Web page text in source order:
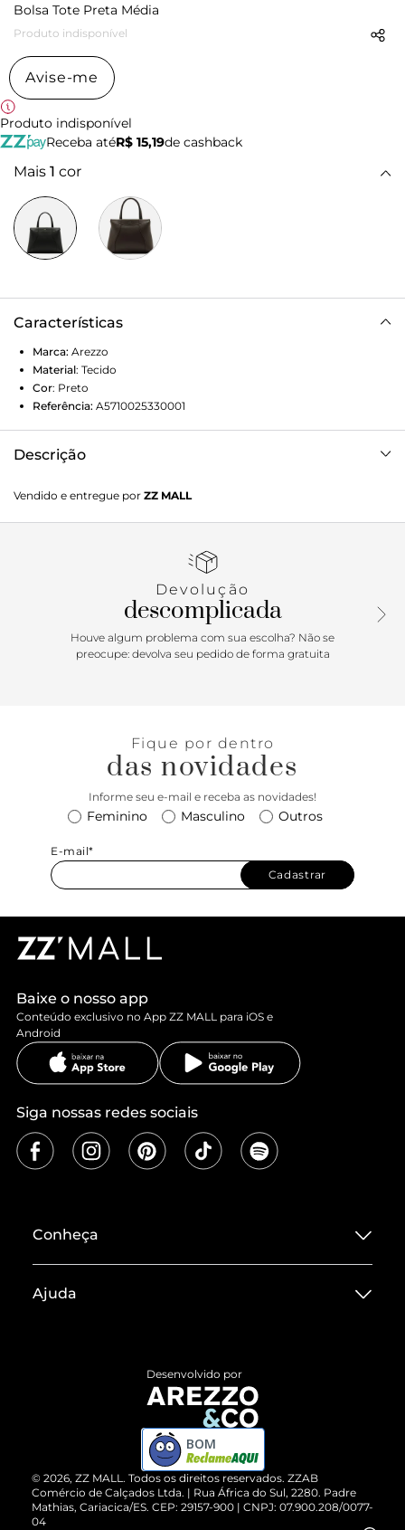
Bolsa Tote Preta Média
Produto indisponível
Avise-me
Produto indisponível
Receba atéR$ 15,19de cashback
Mais 1 cor
Características
Marca: Arezzo
Material: Tecido
Cor: Preto
Referência: A5710025330001
Descrição
estruturado, acabamento texturizado e duas alças de mão.
Possui amplo espaço interno e fechamento em zíper. Traz
Vendido e entregue por ZZ MALL
Devolução
descomplicada
Houve algum problema com sua escolha? Não se
preocupe: devolva seu pedido de forma gratuita
Fique por dentro
das novidades
Informe seu e-mail e receba as novidades!
Feminino Masculino Outros
E-mail*
Cadastrar
Baixe o nosso app
Conteúdo exclusivo no App ZZ MALL para iOS e
Android
Siga nossas redes sociais
Conheça
Termos de Uso
ZZ MALL é confiável
Cartão Presente
Vendas Corporativas
Ajuda
Devolução do Produto
Compre pelo WhatsApp
© 2026, ZZ MALL. Todos os direitos reservados. ZZAB
Comércio de Calçados Ltda. | Rua África do Sul, 2280. Padre
Mathias, Cariacica/ES. CEP: 29157-900 | CNPJ: 07.900.208/0077-
04
Desenvolvido por
BOM